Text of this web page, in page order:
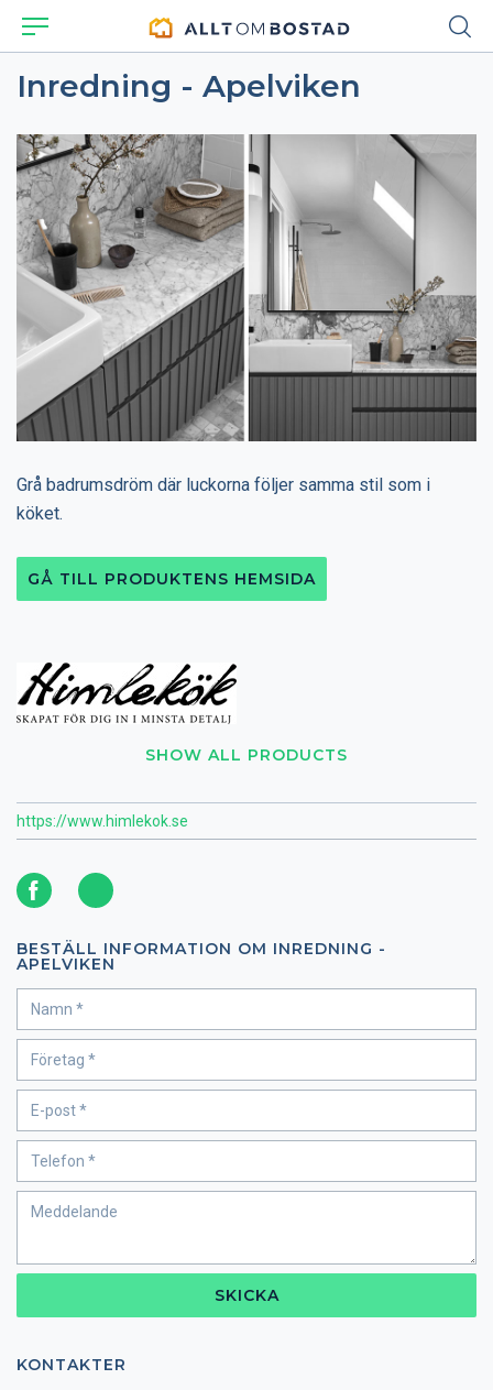
Inredning - Apelviken
SHOW ALL PRODUCTS
https://www.himlekok.se
BESTÄLL INFORMATION OM INREDNING -
APELVIKEN
SKICKA
KONTAKTER
Grå badrumsdröm där luckorna följer samma stil som i
köket.
GÅ TILL PRODUKTENS HEMSIDA